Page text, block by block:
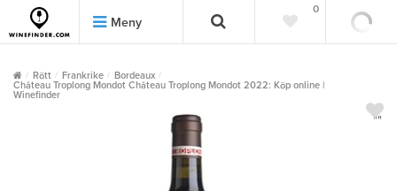
Meny
0
Rött Frankrike
Bordeaux
Château Troplong Mondot Château Troplong Mondot 2022: Köp online |
Winefinder
""